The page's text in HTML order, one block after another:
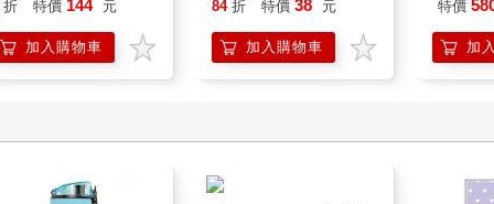
折 特價 144 元
加入購物車
84 折 特價 38 元
加入購物車
特價
加